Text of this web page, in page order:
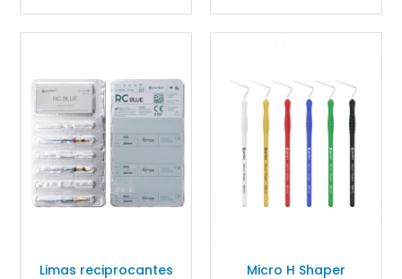
Limas reciprocantes
Micro H Shaper